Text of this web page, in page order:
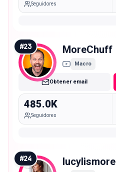
Seguidores
#23 MoreChuff
Macro
Obtener email
485.0K
Seguidores
#24 lucylismore